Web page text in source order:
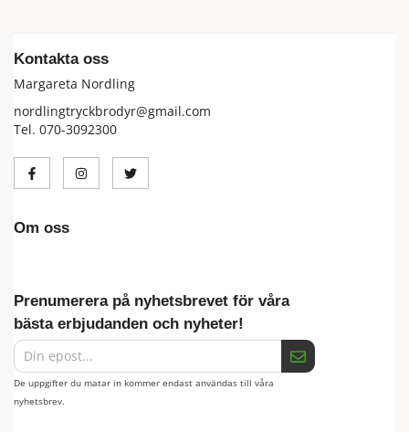
Kontakta oss
Margareta Nordling
nordlingtryckbrodyr@gmail.com
Tel. 070-3092300
Om oss
Prenumerera på nyhetsbrevet för våra
bästa erbjudanden och nyheter!
De uppgifter du matar in kommer endast användas till våra
nyhetsbrev.